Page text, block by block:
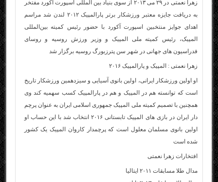
زهرا نعمتی در ۲۹ می ۲۰۱۳ از سوی بنیاد بین‌ المللی اسپورت آکورد مفتخر
به دریافت جایزه معتبر ورزشکار برتر پارالمپیک ۲۰۱۲ لندن شد مراسم
اهدای جوایز منتخبین اسپورت آکورد با حضور رئیس کمیته بین‌المللی
المپیک، رئیس کمیته ملی المپیک و وزیر ورزش روسیه و روسای
فدراسیون‌ های جهانی در شهر سن پترزبورگ روسیه برگزار شد
زهرا نعمتی : المپیک و پارالمپیک ۲۰۱۶
او اولین ورزشکار ایرانی، اولین بانوی آسیایی و سیزدهمین ورزشکار تاریخ
است که توانسته هم در المپیک و هم در پارالمپیک کسب سهمیه کند وی
همچنین با تصمیم کمیته ملی المپیک جمهوری اسلامی ایران به عنوان پرچم
دار ایران در بازی‌ های المپیک تابستانی ۲۰۱۶ انتخاب شد با این حساب او
اولین بانوی مسلمان معلول است که پرچمدار کاروان المپیک یک کشور
شده است
افتخارات زهرا نعمتی
مدال طلا مسابقات ۲۰۱۱ ایتالیا